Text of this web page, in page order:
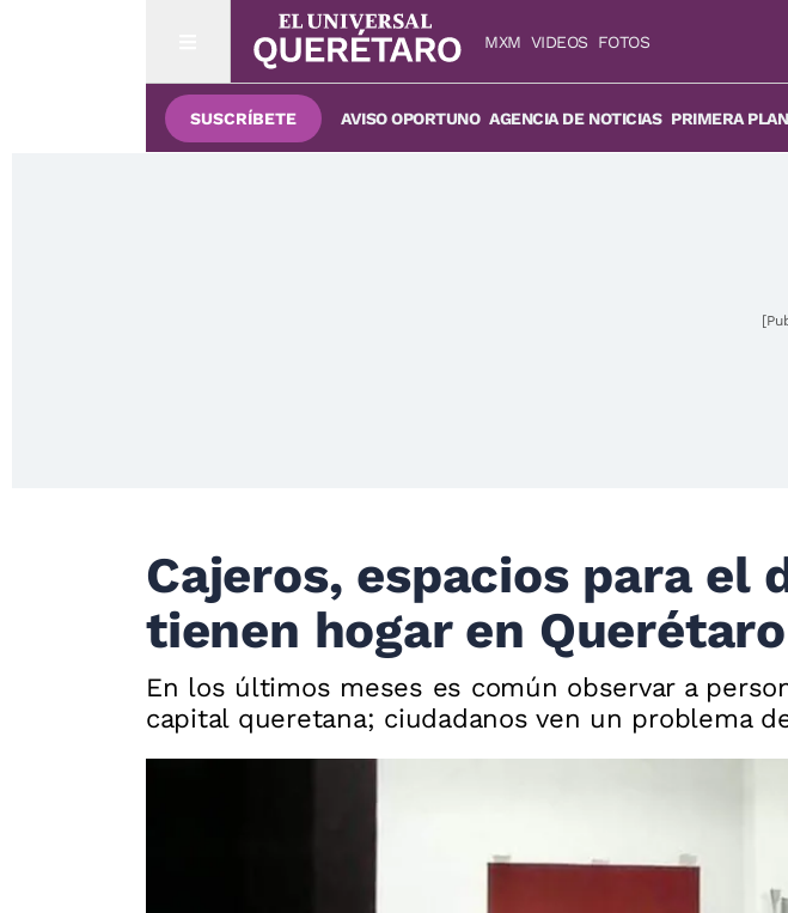
MXM VIDEOS FOTOS
SUSCRÍBETE AVISO OPORTUNO AGENCIA DE NOTICIAS PRIMERA
Cajeros, espacios para el
tienen hogar en Querétaro
En los últimos meses es común observar a
capital queretana; ciudadanos ven un problema